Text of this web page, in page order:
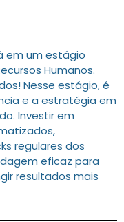
em um estágio
Humanos.
Nesse estágio, é
e a estratégia em
Investir em
regulares dos
eficaz para
resultados mais